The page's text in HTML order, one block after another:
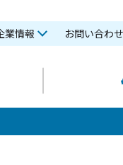
業情報 お問い合わせ